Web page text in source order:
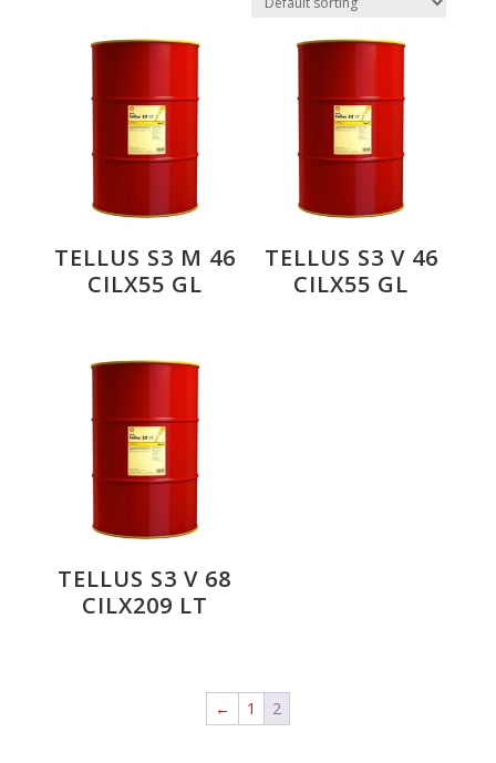
TELLUS S3 M 46
CILX55 GL
TELLUS S3 V 46
CILX55 GL
TELLUS S3 V 68
CILX209 LT
← 1 2